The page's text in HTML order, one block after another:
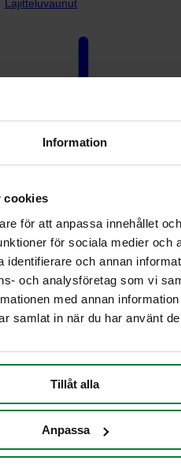
Information
cookies
för att anpassa innehållet
för sociala medier och
identifierare och annan
och analysföretag som vi
med annan
samlat in när du har använt
Tillåt alla
Anpassa
Lajitteluvaunut
Vaunut säiliöille 2 x
21-29L
60L
Vaunut säiliöille 2 x
90 L
Vaunut säiliöille
Vaunut säiliöille 60
Vaunut säiliöille 90
L
Pahvinkeräysvaunu